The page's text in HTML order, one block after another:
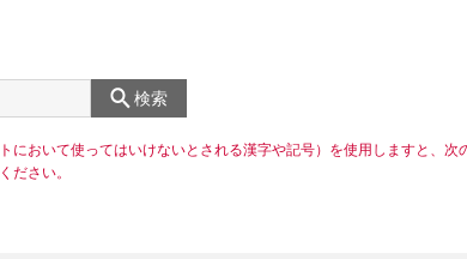
検索
において使ってはいけないとされる漢字や記号）を使用しますと、次
ださい。